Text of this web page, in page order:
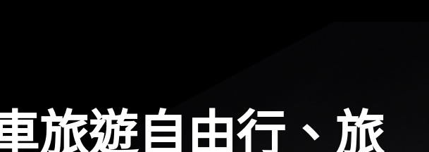
旅遊自由行、旅